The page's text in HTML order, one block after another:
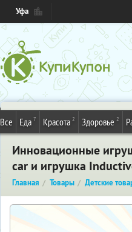
Уфа
Все Еда 7 Красота 2 Здоровье 2
Инновационные
car и игрушка
Главная Товары Детские